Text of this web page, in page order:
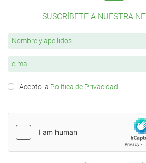
SUSCRÍBETE A NUESTRA
Acepto la Política de Privacidad